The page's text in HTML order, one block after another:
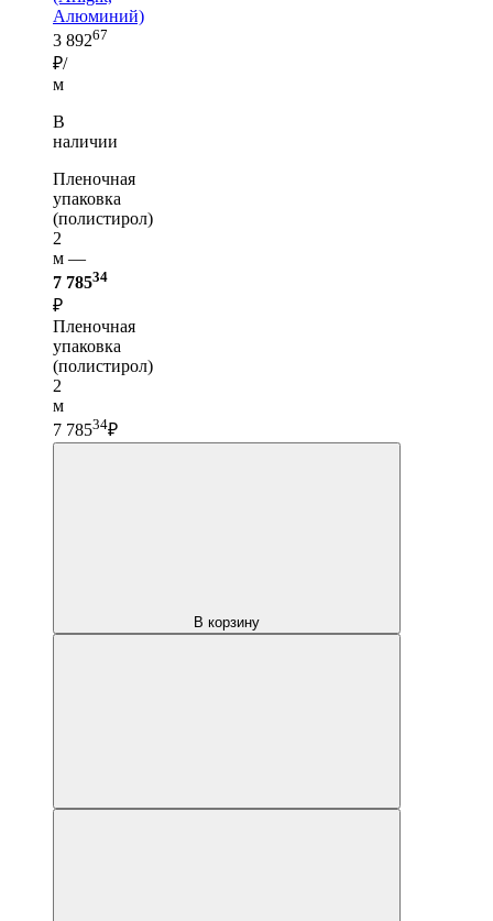
Алюминий)
3 89267
₽/
м
В
наличии
Пленочная
упаковка
(полистирол)
2
м —
7 78534
₽
Пленочная
упаковка
(полистирол)
2
м
7 78534₽
В корзину